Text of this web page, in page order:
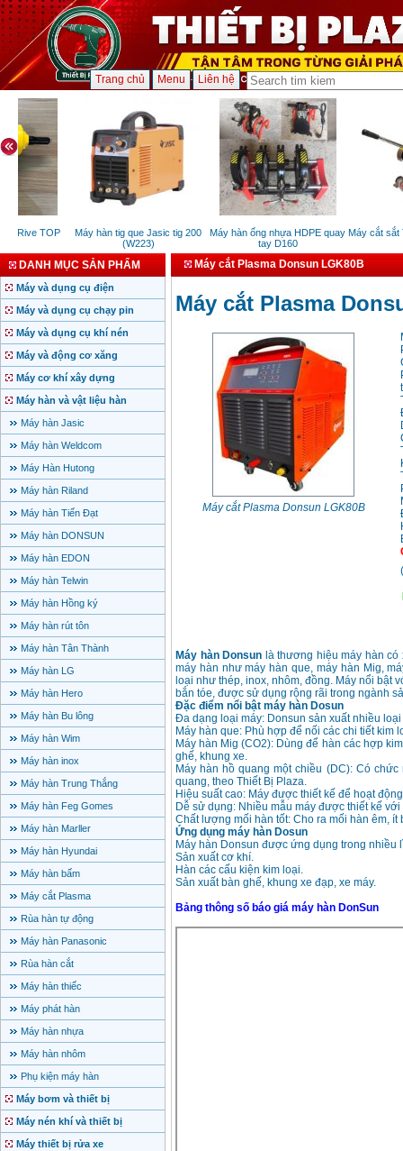
Trang chủ Menu Liên hệ
Rive TOP
Máy hàn tig que Jasic tig 200
(W223)
Máy hàn ống nhựa HDPE quay
tay D160
Máy cắt sắt
DANH MỤC SẢN PHẨM
Máy và dụng cụ điện
Máy và dụng cụ chạy pin
Máy và dụng cụ khí nén
Máy và động cơ xăng
Máy cơ khí xây dựng
Máy hàn và vật liệu hàn
Máy hàn Jasic
Máy hàn Weldcom
Máy Hàn Hutong
Máy hàn Riland
Máy hàn Tiến Đạt
Máy hàn DONSUN
Máy hàn EDON
Máy hàn Telwin
Máy hàn Hồng ký
Máy hàn rút tôn
Máy hàn Tân Thành
Máy hàn LG
Máy hàn Hero
Máy hàn Bu lông
Máy hàn Wim
Máy hàn inox
Máy hàn Trung Thắng
Máy hàn Feg Gomes
Máy hàn Marller
Máy hàn Hyundai
Máy hàn bấm
Máy cắt Plasma
Rùa hàn tự động
Máy hàn Panasonic
Rùa hàn cắt
Máy hàn thiếc
Máy phát hàn
Máy hàn nhựa
Máy hàn nhôm
Phụ kiện máy hàn
Máy bơm và thiết bị
Máy nén khí và thiết bị
Máy thiết bị rửa xe
Máy cắt Plasma Donsun LGK80B
Máy cắt Plasma
Máy cắt Plasma Donsun LGK80B
(
Máy hàn Donsun là thương hiệu máy hàn
máy hàn như máy hàn que, máy hàn Mig,
loại như thép, inox, nhôm, đồng. Máy nổi bật
bắn tóe, được sử dụng rộng rãi trong ngành
Đặc điểm nổi bật máy hàn Dosun
Đa dạng loại máy: Donsun sản xuất nhiều
Máy hàn que: Phù hợp để nối các chi tiết kim
Máy hàn Mig (CO2): Dùng để hàn các hợp
ghế, khung xe.
Máy hàn hồ quang một chiều (DC): Có
quang, theo Thiết Bị Plaza.
Hiệu suất cao: Máy được thiết kế để hoạt
Dễ sử dụng: Nhiều mẫu máy được thiết kế
Chất lượng mối hàn tốt: Cho ra mối hàn êm,
Ứng dụng máy hàn Dosun
Máy hàn Donsun được ứng dụng trong nhiều
Sản xuất cơ khí.
Hàn các cấu kiện kim loại.
Sản xuất bàn ghế, khung xe đạp, xe máy.
Bảng thông số báo giá máy hàn DonSun